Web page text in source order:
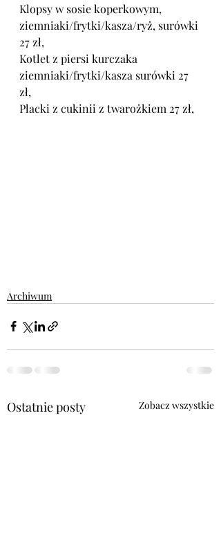
Klopsy w sosie koperkowym,
ziemniaki/frytki/kasza/ryż, surówki
27 zł,
Kotlet z piersi kurczaka
ziemniaki/frytki/kasza surówki 27
zł,
Placki z cukinii z twarożkiem 27 zł,
Archiwum
Ostatnie posty Zobacz wszystkie